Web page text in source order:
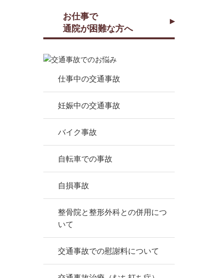
お仕事で
通院が困難な方へ
仕事中の交通事故
妊娠中の交通事故
バイク事故
自転車での事故
自損事故
整骨院と整形外科との併用につ
いて
交通事故での慰謝料について